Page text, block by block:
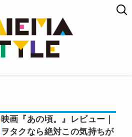
映画『あの頃。』レビュー｜
ヲタクなら絶対この気持ちが